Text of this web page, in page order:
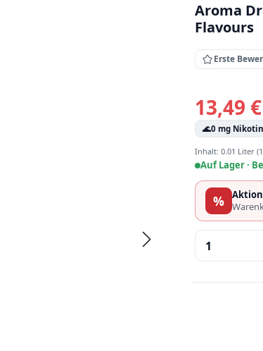
Aroma
Flavours
Erste
13,49 €
🌊0 mg Nikotin
Inhalt: 0.01 Liter
Auf Lager ·
%
Produkt